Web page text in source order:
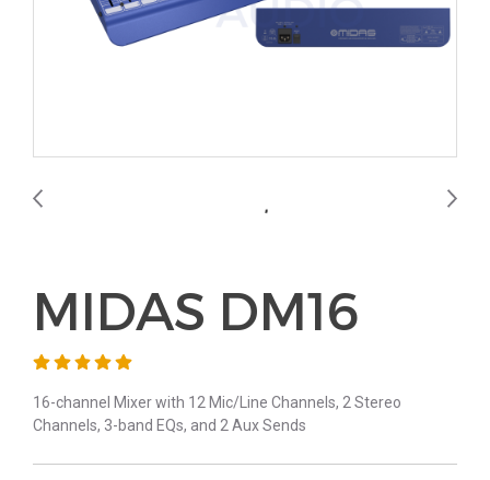
MIDAS DM16
16-channel Mixer with 12 Mic/Line Channels, 2 Stereo
Channels, 3-band EQs, and 2 Aux Sends